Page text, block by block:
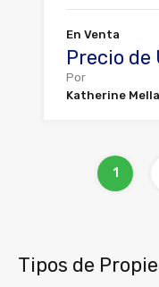
En Venta
Precio de
Por
Katherine Mella
1
Tipos de